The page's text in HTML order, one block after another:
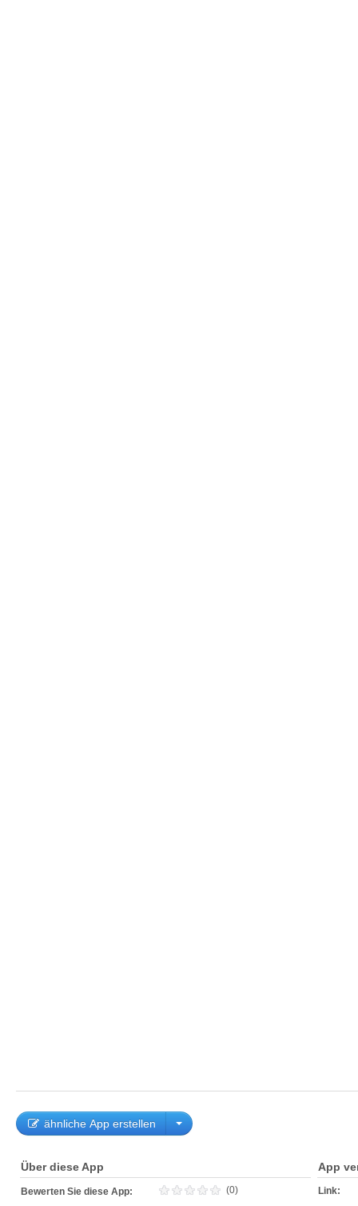
ähnliche App erstellen
Über diese App
Bewerten Sie diese App: (0)
App
Link: